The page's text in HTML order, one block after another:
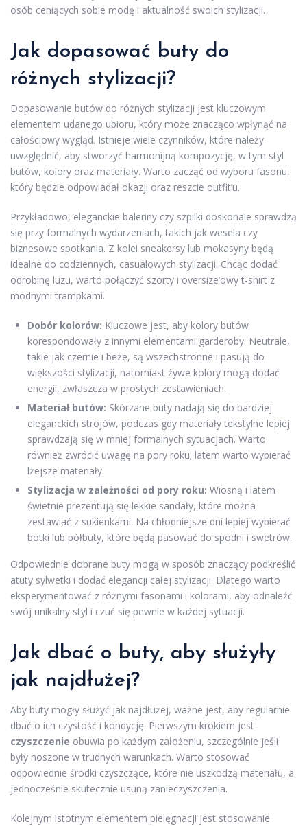
osób ceniących sobie modę i aktualność swoich stylizacji.
Jak dopasować buty do
różnych stylizacji?
Dopasowanie butów do różnych stylizacji jest kluczowym
elementem udanego ubioru, który może znacząco wpłynąć na
całościowy wygląd. Istnieje wiele czynników, które należy
uwzględnić, aby stworzyć harmonijną kompozycję, w tym styl
butów, kolory oraz materiały. Warto zacząć od wyboru fasonu,
który będzie odpowiadał okazji oraz reszcie outfit’u.
Przykładowo, eleganckie baleriny czy szpilki doskonale sprawdzą
się przy formalnych wydarzeniach, takich jak wesela czy
biznesowe spotkania. Z kolei sneakersy lub mokasyny będą
idealne do codziennych, casualowych stylizacji. Chcąc dodać
odrobinę luzu, warto połączyć szorty i oversize’owy t-shirt z
modnymi trampkami.
Dobór kolorów: Kluczowe jest, aby kolory butów
korespondowały z innymi elementami garderoby. Neutrale,
takie jak czernie i beże, są wszechstronne i pasują do
większości stylizacji, natomiast żywe kolory mogą dodać
energii, zwłaszcza w prostych zestawieniach.
Materiał butów: Skórzane buty nadają się do bardziej
eleganckich strojów, podczas gdy materiały tekstylne lepiej
sprawdzają się w mniej formalnych sytuacjach. Warto
również zwrócić uwagę na pory roku; latem warto wybierać
lżejsze materiały.
Stylizacja w zależności od pory roku: Wiosną i latem
świetnie prezentują się lekkie sandały, które można
zestawiać z sukienkami. Na chłodniejsze dni lepiej wybierać
botki lub półbuty, które będą pasować do spodni i swetrów.
Odpowiednie dobrane buty mogą w sposób znaczący podkreślić
atuty sylwetki i dodać elegancji całej stylizacji. Dlatego warto
eksperymentować z różnymi fasonami i kolorami, aby odnaleźć
swój unikalny styl i czuć się pewnie w każdej sytuacji.
Jak dbać o buty, aby służyły
jak najdłużej?
Aby buty mogły służyć jak najdłużej, ważne jest, aby regularnie
dbać o ich czystość i kondycję. Pierwszym krokiem jest
czyszczenie obuwia po każdym założeniu, szczególnie jeśli
były noszone w trudnych warunkach. Warto stosować
odpowiednie środki czyszczące, które nie uszkodzą materiału, a
jednocześnie skutecznie usuną zanieczyszczenia.
Kolejnym istotnym elementem pielęgnacji jest stosowanie